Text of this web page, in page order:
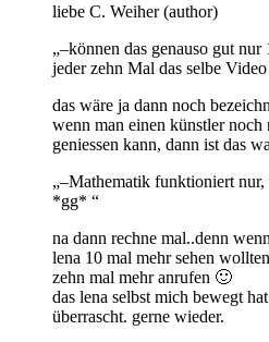
liebe C. Weiher (author)
„–können das genauso gut
jeder zehn Mal das selbe
das wäre ja dann noch
wenn man einen künstler noch
geniessen kann, dann ist das
„–Mathematik funktioniert
*gg* “
na dann rechne mal..denn
lena 10 mal mehr sehen
zehn mal mehr anrufen 🙂
das lena selbst mich bewegt
überrascht. gerne wieder.